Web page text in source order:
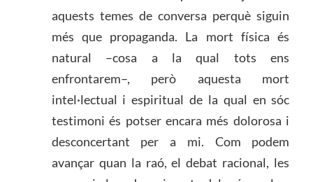
aquests temes de conversa perquè siguin
més que propaganda. La mort física és
natural –cosa a la qual tots ens
enfrontarem–, però aquesta mort
intel·lectual i espiritual de la qual en sóc
testimoni és potser encara més dolorosa i
desconcertant per a mi. Com podem
avançar quan la raó, el debat racional, les